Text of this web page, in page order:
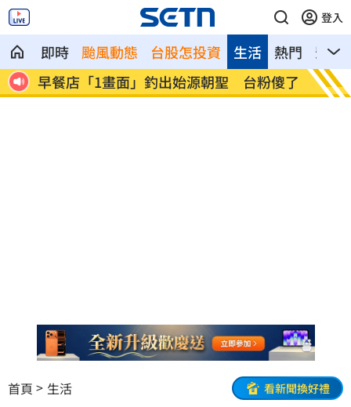
登入
即時 颱風動態 台股怎投資 熱門 影音
生活
季
早餐店「1畫面」釣出始源朝聖 台粉傻了
過半
症
首頁 生活 看新聞換好禮